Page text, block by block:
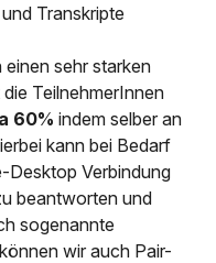
Transkripte
sehr starken
TeilnehmerInnen
60% indem selber an
kann bei Bedarf
Desktop Verbindung
beantworten und
sogenannte
können wir auch Pair-